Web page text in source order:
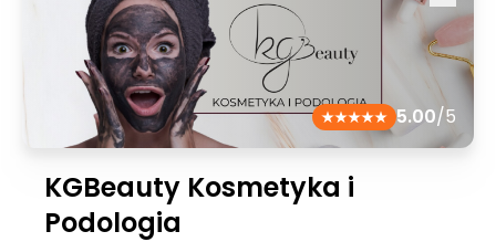
5.00/5
KGBeauty Kosmetyka i
Podologia